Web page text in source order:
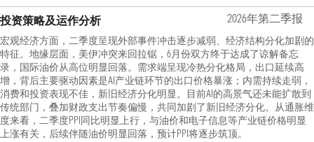
投资策略及运作分析 2026年第二季报
宏观经济方面，二季度呈现外部事件冲击逐步减弱、经济结构分化加剧的
特征。地缘层面，美伊冲突来回拉锯，6月份双方终于达成了谅解备忘
录，国际油价从高位明显回落。需求端呈现冷热分化格局，出口延续高
增，背后主要驱动因素是AI产业链环节的出口价格暴涨；内需持续走弱，
消费和投资表现不佳，新旧经济分化明显。目前AI的高景气还未能扩散到
传统部门，叠加财政支出节奏偏慢，共同加剧了新旧经济分化。从通胀维
度来看，二季度PPI同比明显上行，与油价和电子信息等产业链价格明显
上涨有关，后续伴随油价明显回落，预计PPI将逐步筑顶。